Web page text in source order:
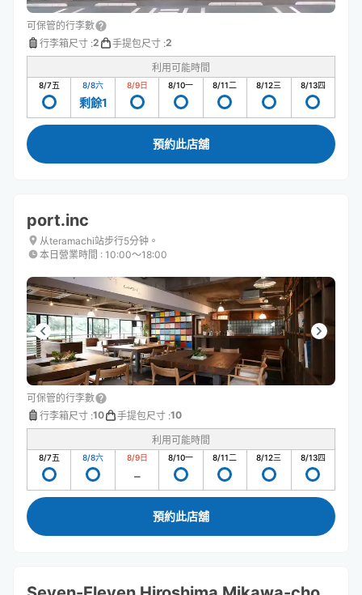
可保管的行李數
行李箱尺寸 :2 手提包尺寸 :2
利用可能時間
8/7五 8/8六
剩餘1
8/9日 8/10一 8/11二 8/12三 8/13四
預約此店舖
port.inc
从teramachi站步行5分钟。
本日營業時間 : 10:00〜18:00
可保管的行李數
行李箱尺寸 :10 手提包尺寸 :10
利用可能時間
8/7五 8/8六 8/9日 8/10一 8/11二 8/12三 8/13四
預約此店舖